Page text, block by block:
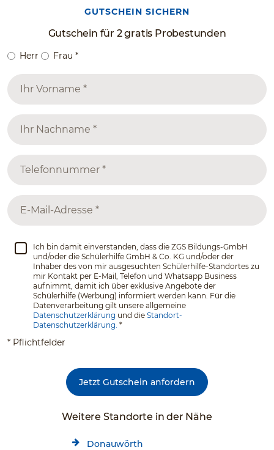
GUTSCHEIN SICHERN
Gutschein für 2 gratis Probestunden
Herr Frau *
Ich bin damit einverstanden, dass die ZGS Bildungs-GmbH
und/oder die Schülerhilfe GmbH & Co. KG und/oder der
Inhaber des von mir ausgesuchten Schülerhilfe-Standortes zu
mir Kontakt per E-Mail, Telefon und Whatsapp Business
aufnimmt, damit ich über exklusive Angebote der
Schülerhilfe (Werbung) informiert werden kann. Für die
Datenverarbeitung gilt unsere allgemeine
Datenschutzerklärung und die Standort-
Datenschutzerklärung. *
* Pflichtfelder
Jetzt Gutschein anfordern
Weitere Standorte in der Nähe
Donauwörth